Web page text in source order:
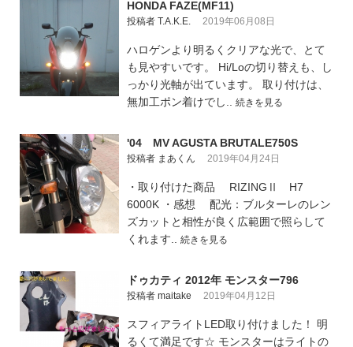
HONDA FAZE(MF11)
投稿者 T.A.K.E. 2019年06月08日
ハロゲンより明るくクリアな光で、とて
も見やすいです。 Hi/Loの切り替えも、し
っかり光軸が出ています。 取り付けは、
無加工ポン着けでし.. 続きを見る
'04 MV AGUSTA BRUTALE750S
投稿者 まあくん 2019年04月24日
・取り付けた商品 RIZINGⅡ H7
6000K ・感想 配光：ブルターレのレン
ズカットと相性が良く広範囲で照らして
くれます.. 続きを見る
ドゥカティ 2012年 モンスター796
投稿者 maitake 2019年04月12日
スフィアライトLED取り付けました！ 明
るくて満足です☆ モンスターはライトの